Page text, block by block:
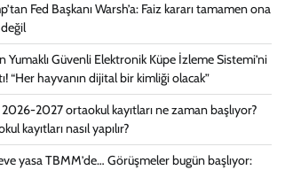
Fed Başkanı Warsh’a: Faiz kararı tamamen ona
Yumaklı Güvenli Elektronik Küpe İzleme Sistemi’ni
“Her hayvanın dijital bir kimliği olacak”
2027 ortaokul kayıtları ne zaman başlıyor?
kayıtları nasıl yapılır?
yasa TBMM’de… Görüşmeler bugün başlıyor: